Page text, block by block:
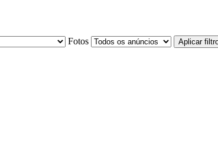
Fotos Aplicar